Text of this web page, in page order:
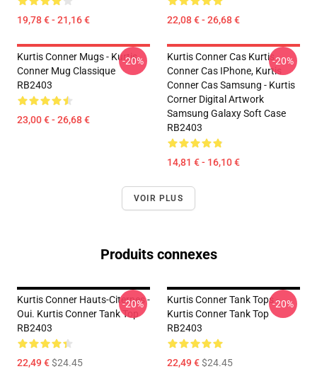
19,78 € - 21,16 € 22,08 € - 26,68 €
Kurtis Conner Mugs - Kurtis
Conner Mug Classique
RB2403
23,00 € - 26,68 €
-20%
Kurtis Conner Cas Kurtis
Conner Cas IPhone, Kurtis
Conner Cas Samsung - Kurtis
Corner Digital Artwork
Samsung Galaxy Soft Case
RB2403
14,81 € - 16,10 €
-20%
VOIR PLUS
Produits connexes
Kurtis Conner Hauts-Citernes -
Oui. Kurtis Conner Tank Top
RB2403
22,49 €$24.45
-20%
Kurtis Conner Tank Tops -
Kurtis Conner Tank Top
RB2403
22,49 €$24.45
-20%